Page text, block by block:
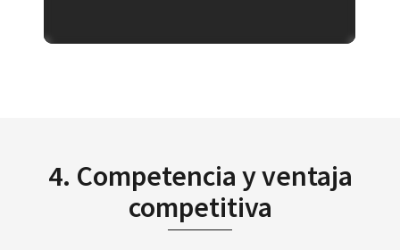
4. Competencia y ventaja
competitiva